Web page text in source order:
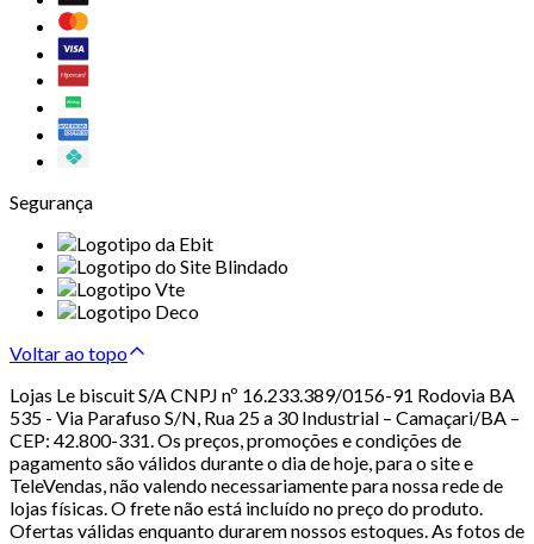
Segurança
Voltar ao topo
Lojas Le biscuit S/A CNPJ nº 16.233.389/0156-91 Rodovia BA
535 - Via Parafuso S/N, Rua 25 a 30 Industrial – Camaçari/BA –
CEP: 42.800-331. Os preços, promoções e condições de
pagamento são válidos durante o dia de hoje, para o site e
TeleVendas, não valendo necessariamente para nossa rede de
lojas físicas. O frete não está incluído no preço do produto.
Ofertas válidas enquanto durarem nossos estoques. As fotos de